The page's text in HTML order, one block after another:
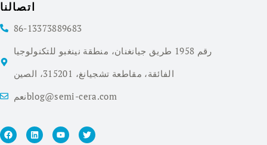
اتصالنا
86-13373889683
رقم 1958 طريق جيانغنان، منطقة نينغبو للتكنولوجيا
الفائقة، مقاطعة تشجيانغ، 315201، الصين
نعمblog@semi-cera.com